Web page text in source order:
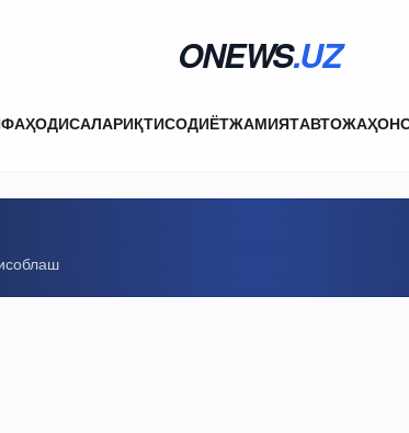
ONEWS.UZ
ҲОДИСАЛАРИҚТИСОДИЁТЖАМИЯТАВТОЖАҲОН